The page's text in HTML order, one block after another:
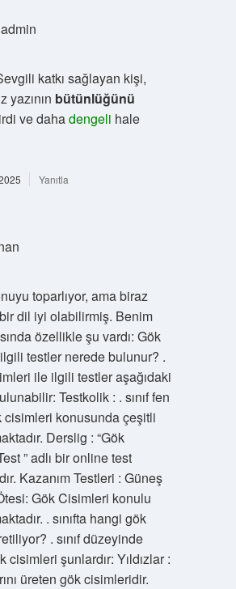
admin
katkı sağlayan kişi,
yazının bütünlüğünü
ve dahadengeli hale
Yanıtla
toparlıyor, ama biraz
dil iyi olabilirmiş. Benim
özellikle şu vardı: Gök
testler nerede bulunur? .
ile ilgili testler aşağıdaki
Testkolik : . sınıf fen
konusunda çeşitli
Derslig : “Gök
” adlı bir online test
Kazanım Testleri : Güneş
Gök Cisimleri konulu
. sınıfta hangi gök
. sınıf düzeyinde
cisimleri şunlardır: Yıldızlar :
üreten gök cisimleridir.